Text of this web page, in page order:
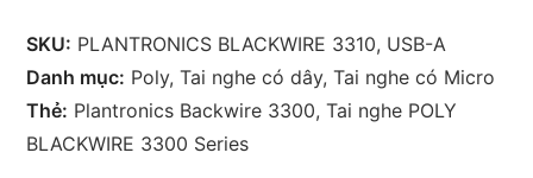
POLY
BLACKWIRE
3300
Series
SKU: PLANTRONICS BLACKWIRE 3310, USB-A
Danh mục: Poly,Tai nghe có dây,Tai nghe có Micro
Thẻ: Plantronics Backwire 3300,Tai nghe POLY
BLACKWIRE 3300 Series